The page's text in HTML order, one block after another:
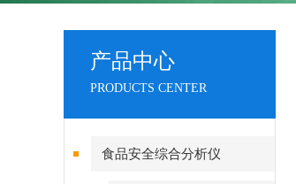
产品中心
PRODUCTS CENTER
食品安全综合分析仪